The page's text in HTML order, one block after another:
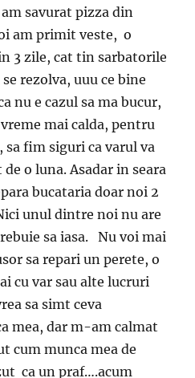
savurat pizza din
am primit veste, o
3 zile, cat tin sarbatorile
rezolva, uuu ce bine
nu e cazul sa ma bucur,
mai calda, pentru
sa fim siguri ca varul va
o luna. Asadar in seara
bucataria doar noi 2
unul dintre noi nu are
sa iasa. Nu voi mai
sa repari un perete, o
cu var sau alte lucruri
sa simt ceva
mea, dar m-am calmat
cum munca mea de
ca un praf….acum